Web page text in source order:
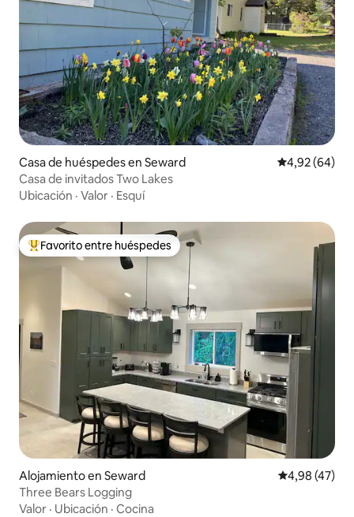
Casa de huéspedes en Seward Calificación
4,92 (64)
Casa de invitados Two Lakes
Ubicación · Valor · Esquí
Favorito entre los huéspedes más destacados
Favorito entre huéspedes
Alojamiento en Seward Calificación
4,98 (47)
Three Bears Logging
Valor · Ubicación · Cocina